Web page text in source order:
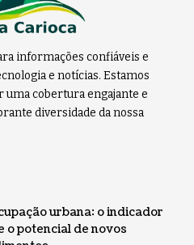
informações confiáveis e
e notícias. Estamos
cobertura engajante e
diversidade da nossa
urbana: o indicador
o potencial de novos